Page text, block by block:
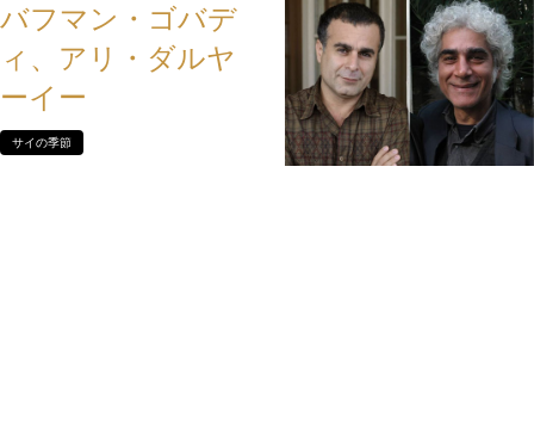
バフマン・ゴバデ
ィ、アリ・ダルヤ
ーイー
サイの季節